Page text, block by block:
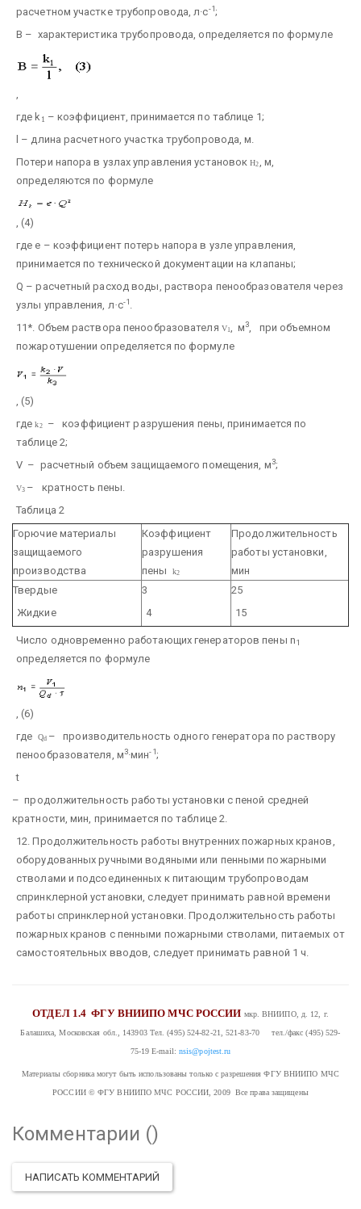
расчетном участке трубопровода, л·с-1;
B – характеристика трубопровода, определяется по формуле
где k 1 – коэффициент, принимается по таблице 1;
l – длина расчетного участка трубопровода, м.
Потери напора в узлах управления установокH2
, м,
определяются по формуле
, (4)
где e – коэффициент потерь напора в узле управления,
принимается по технической документации на клапаны;
Q – расчетный расход воды, раствора пенообразователя через
узлы управления, л·с-1
11*. Объем раствора пенообразователя V1 , м3
, при объемном
пожаротушении определяется по формуле
, (5)
гдеk2– коэффициент разрушения пены, принимается по
таблице 2;
V – расчетный объем защищаемого помещения, м3;
V3 – кратность пены.
Таблица 2
Горючие материалы
защищаемого
производства
Коэффициент
разрушения
пены
k2
Продолжительность
работы установки,
мин
Твердые
Жидкие
3
4
25
15
Число одновременно работающих генераторов пены n1
определяется по формуле
, (6)
где
Qd – производительность одного генератора по раствору
пенообразователя, м3·мин-1;
t
– продолжительность работы установки с пеной средней
кратности, мин, принимается по таблице 2.
12. Продолжительность работы внутренних пожарных кранов,
оборудованных ручными водяными или пенными пожарными
стволами и подсоединенных к питающим трубопроводам
спринклерной установки, следует принимать равной времени
работы спринклерной установки. Продолжительность работы
пожарных кранов с пенными пожарными стволами, питаемых от
самостоятельных вводов, следует принимать равной 1 ч.
ОТДЕЛ 1.4ФГУ ВНИИПО МЧС РОССИИ мкр. ВНИИПО, д. 12, г.
Балашиха, Московская обл., 143903Тел. (495) 524-82-21, 521-83-70 тел./факс (495) 529-
75-19 E-mail: nsis@pojtest.ru
Материалы сборника могут быть использованы только с разрешения ФГУ ВНИИПО МЧС
РОССИИ© ФГУ ВНИИПО МЧС РОССИИ, 2009 Все права защищены
Комментарии ()
НАПИСАТЬ КОММЕНТАРИЙ